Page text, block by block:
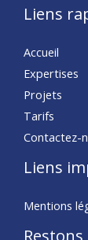
Liens
Accueil
Expertises
Projets
Tarifs
Contactez-
Liens
Mentions